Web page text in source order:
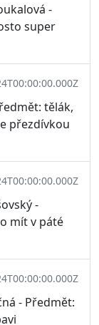
-
super
tělák,
přezdívkou
-
mít v páté
- Předmět: